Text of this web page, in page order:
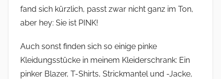
fand sich kürzlich, passt zwar nicht ganz im Ton,
aber hey: Sie ist PINK!
Auch sonst finden sich so einige pinke
Kleidungsstücke in meinem Kleiderschrank: Ein
pinker Blazer, T-Shirts, Strickmantel und -Jacke,